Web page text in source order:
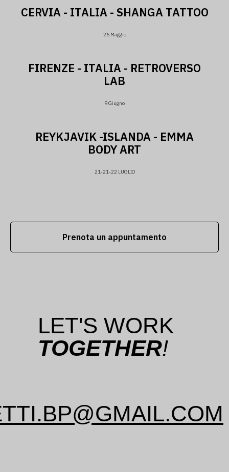
CERVIA - ITALIA - SHANGA TATTOO
26 Maggio
FIRENZE - ITALIA - RETROVERSO
LAB
9 Giugno
REYKJAVIK -ISLANDA - EMMA
BODY ART
21-21-22 LUGLIO
Prenota un appuntamento
LET'S WORK
TOGETHER!